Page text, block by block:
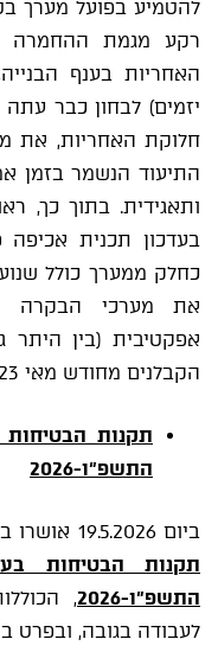
להטמיע בפועל מערך
רקע מגמת ההחמרה
האחריות בענף
יזמים) לבחון כבר
חלוקת האחריות, את
התיעוד הנשמר בזמן
ותאגידית. בתוך כך,
בעדכון תכנית
כחלק ממערך כולל
את מערכי הבקרה
אפקטיבית (בין
הקבלנים מחודש מאי 2023).
תקנות הבטיחות
התשפ"ו-2026
ביום 19.5.2026 אושרו בוועדת העבודה והרווחה של הכנסת
תקנות הבטיחות
התשפ"ו-2026
,
לעבודה בגובה, ובפרט